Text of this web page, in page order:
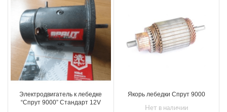
Электродвигатель к лебедке
“Спрут 9000” Стандарт 12V
Якорь лебедки Спрут 9000
Нет в наличии